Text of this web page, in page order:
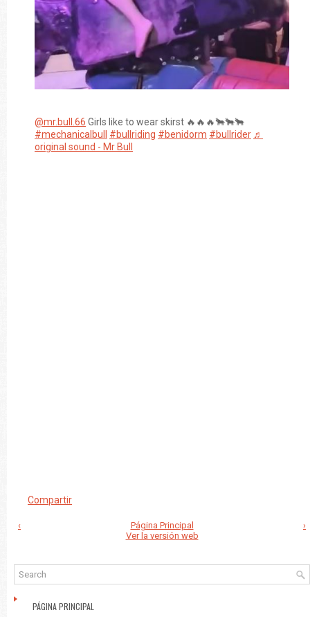
@mr.bull.66 Girls like to wear skirst 🔥🔥🔥🐂🐂🐂
#mechanicalbull #bullriding #benidorm #bullrider ♬
original sound - Mr Bull
Compartir
‹ ›
Página Principal
Ver la versión web
PÁGINA PRINCIPAL